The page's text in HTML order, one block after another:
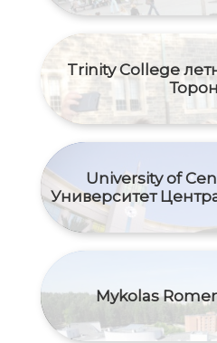
Trinity College
University of
Университет
Mykolas